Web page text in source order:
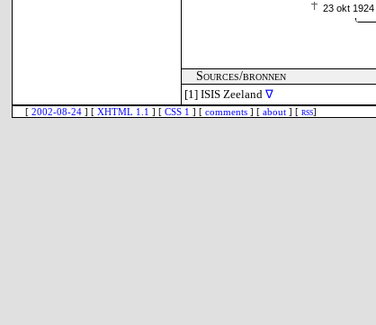
23 okt 1924
Sources/bronnen
[1] ISIS Zeeland ∇
[ 2002-08-24 ] [ XHTML 1.1 ] [ CSS 1 ] [ comments ] [ about ] [ rss]